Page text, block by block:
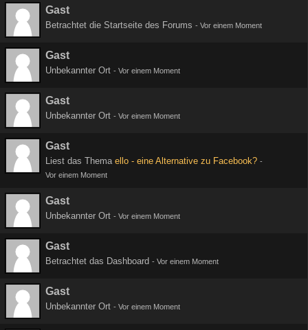
Gast
Betrachtet die Startseite des Forums - Vor einem Moment
Gast
Unbekannter Ort - Vor einem Moment
Gast
Unbekannter Ort - Vor einem Moment
Gast
Liest das Thema ello - eine Alternative zu Facebook? -
Vor einem Moment
Gast
Unbekannter Ort - Vor einem Moment
Gast
Betrachtet das Dashboard - Vor einem Moment
Gast
Unbekannter Ort - Vor einem Moment